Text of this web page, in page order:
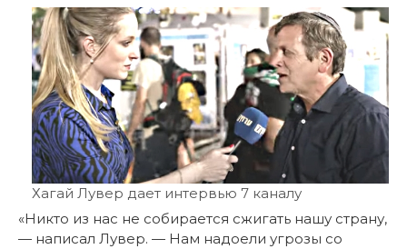
Хагай Лувер дает интервью 7 каналу
«Никто из нас не собирается сжигать нашу страну,
— написал Лувер. — Нам надоели угрозы со